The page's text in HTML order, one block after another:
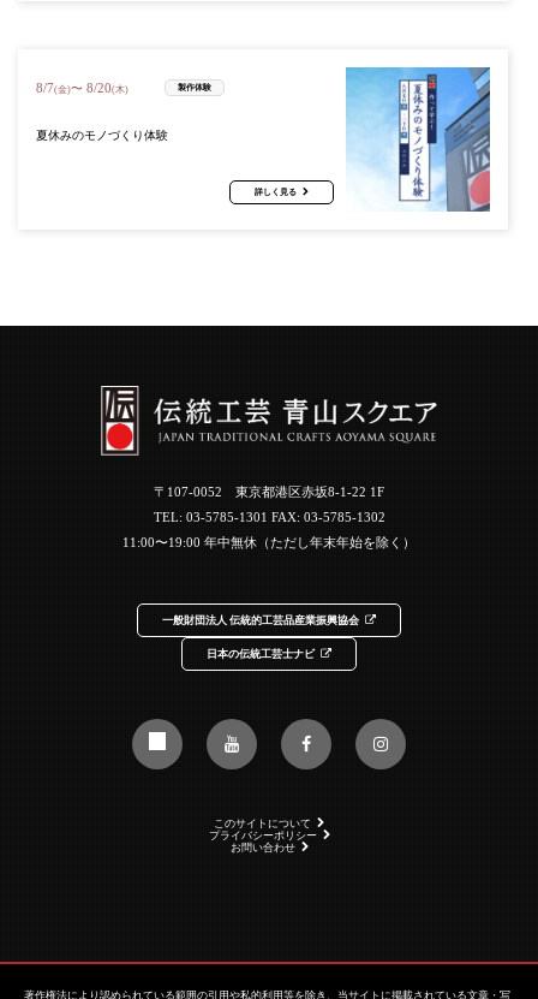
8/7(金)〜 8/20(木) 製作体験
夏休みのモノづくり体験
詳しく見る
〒107-0052 東京都港区赤坂8-1-22 1F
TEL: 03-5785-1301 FAX: 03-5785-1302
11:00〜19:00 年中無休（ただし年末年始を除く）
一般財団法人 伝統的工芸品産業振興協会
日本の伝統工芸士ナビ
このサイトについて
プライバシーポリシー
お問い合わせ
著作権法により認められている範囲の引用や私的利用等を除き、当サイトに掲載されている文章・写